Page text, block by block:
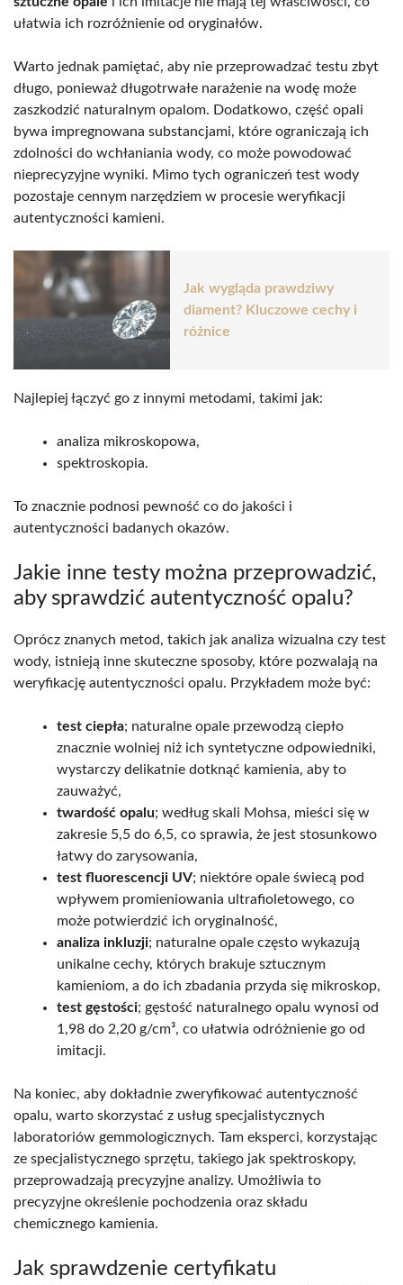
ułatwia ich rozróżnienie od oryginałów.
Warto jednak pamiętać, aby nie przeprowadzać testu zbyt
długo, ponieważ długotrwałe narażenie na wodę może
zaszkodzić naturalnym opalom. Dodatkowo, część opali
bywa impregnowana substancjami, które ograniczają ich
zdolności do wchłaniania wody, co może powodować
nieprecyzyjne wyniki. Mimo tych ograniczeń test wody
pozostaje cennym narzędziem w procesie weryfikacji
autentyczności kamieni.
Jak wygląda prawdziwy
diament? Kluczowe cechy i
różnice
Najlepiej łączyć go z innymi metodami, takimi jak:
analiza mikroskopowa,
spektroskopia.
To znacznie podnosi pewność co do jakości i
autentyczności badanych okazów.
Jakie inne testy można przeprowadzić,
aby sprawdzić autentyczność opalu?
Oprócz znanych metod, takich jak analiza wizualna czy test
wody, istnieją inne skuteczne sposoby, które pozwalają na
weryfikację autentyczności opalu. Przykładem może być:
test ciepła; naturalne opale przewodzą ciepło
znacznie wolniej niż ich syntetyczne odpowiedniki,
wystarczy delikatnie dotknąć kamienia, aby to
zauważyć,
twardość opalu; według skali Mohsa, mieści się w
zakresie 5,5 do 6,5, co sprawia, że jest stosunkowo
łatwy do zarysowania,
test fluorescencji UV; niektóre opale świecą pod
wpływem promieniowania ultrafioletowego, co
może potwierdzić ich oryginalność,
analiza inkluzji; naturalne opale często wykazują
unikalne cechy, których brakuje sztucznym
kamieniom, a do ich zbadania przyda się mikroskop,
test gęstości; gęstość naturalnego opalu wynosi od
1,98 do 2,20 g/cm³, co ułatwia odróżnienie go od
imitacji.
Na koniec, aby dokładnie zweryfikować autentyczność
opalu, warto skorzystać z usług specjalistycznych
laboratoriów gemmologicznych. Tam eksperci, korzystając
ze specjalistycznego sprzętu, takiego jak spektroskopy,
przeprowadzają precyzyjne analizy. Umożliwia to
precyzyjne określenie pochodzenia oraz składu
chemicznego kamienia.
Jak sprawdzenie certyfikatu